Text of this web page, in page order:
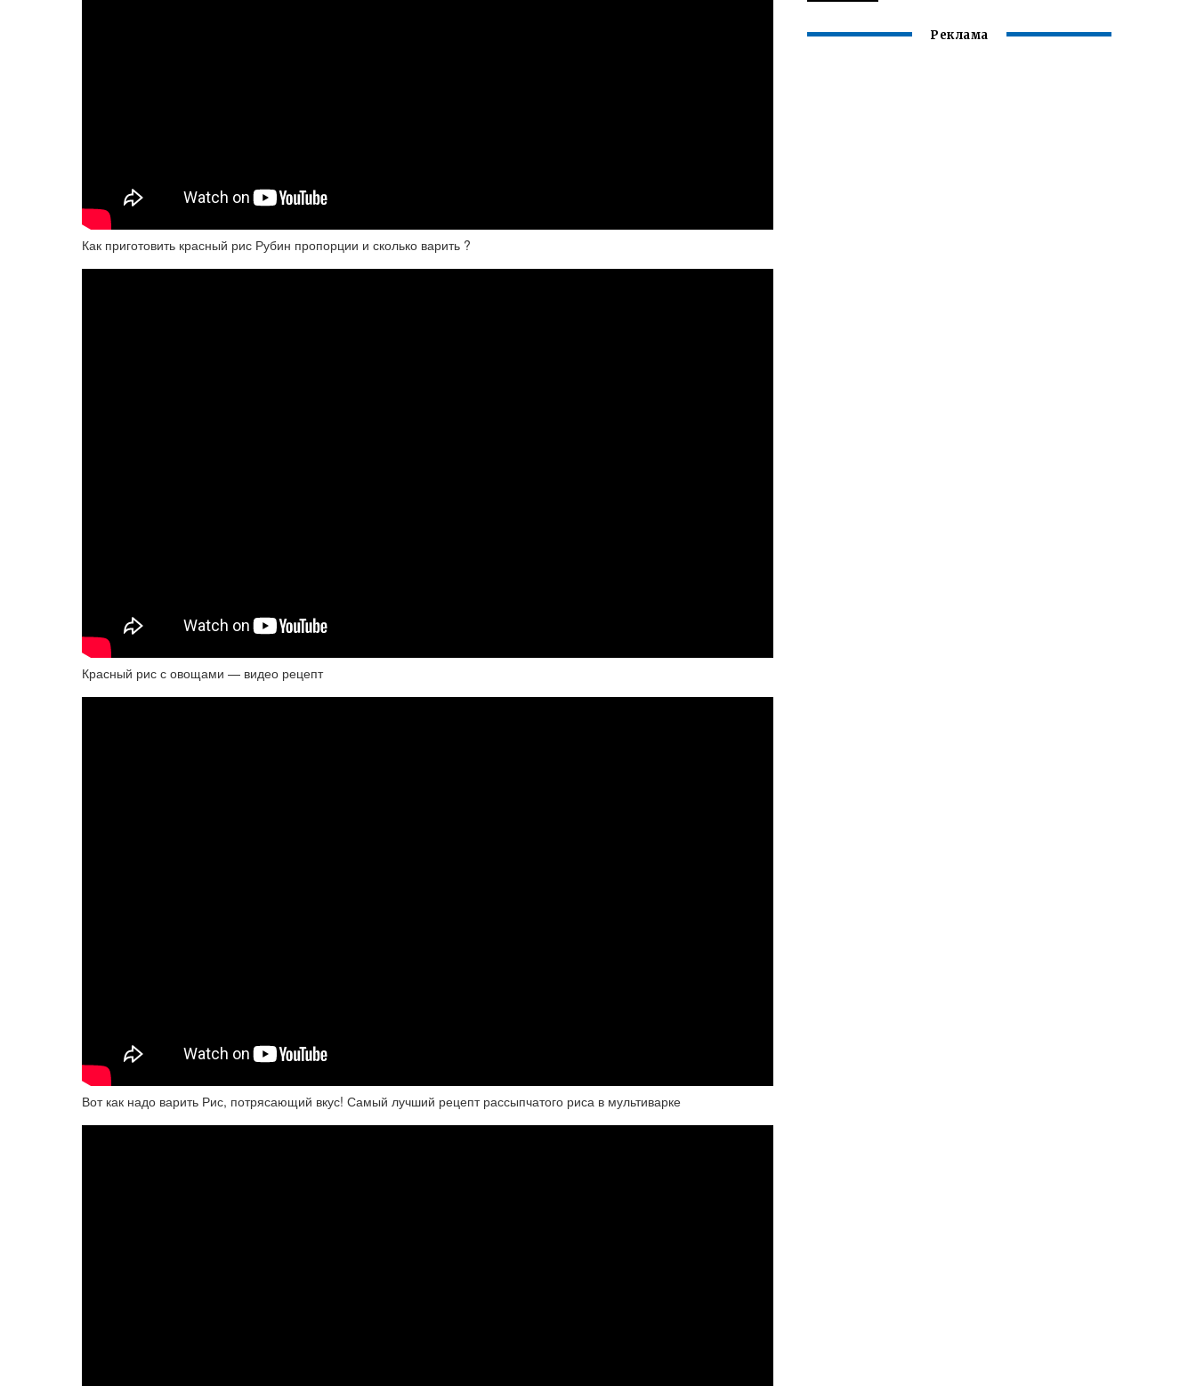
Как приготовить красный рис Рубин пропорции и сколько варить ?
Красный рис с овощами — видео рецепт
Вот как надо варить Рис, потрясающий вкус! Самый лучший рецепт рассыпчатого риса в мультиварке
Реклама